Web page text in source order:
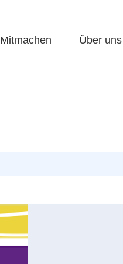
Mitmachen Über uns